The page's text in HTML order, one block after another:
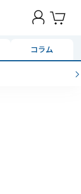
コラム